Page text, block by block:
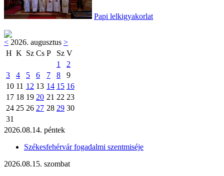
Papi lelkigyakorlat
< 2026. augusztus >
H K Sz Cs P Sz V
1
2
3
4 5 6 7 8
9
10 11 12 13 14 15 16
17 18 19 20 21 22 23
24 25 26 27 28 29 30
31
2026.08.14. péntek
Székesfehérvár fogadalmi szentmiséje
2026.08.15. szombat